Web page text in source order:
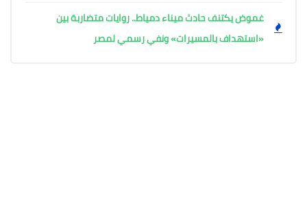
غموض يكتنف حادث ميناء دمياط.. روايات متضاربة بين
«استهداف بالمسيرات» ونفي رسمي لمصر